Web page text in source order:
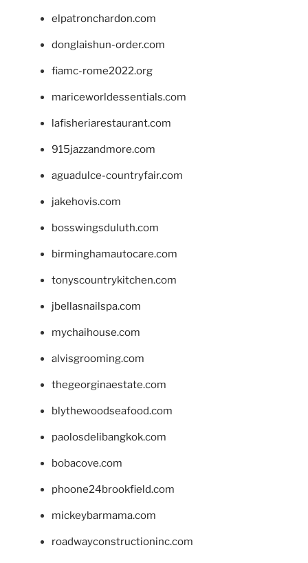
elpatronchardon.com
donglaishun-order.com
fiamc-rome2022.org
mariceworldessentials.com
lafisheriarestaurant.com
915jazzandmore.com
aguadulce-countryfair.com
jakehovis.com
bosswingsduluth.com
birminghamautocare.com
tonyscountrykitchen.com
jbellasnailspa.com
mychaihouse.com
alvisgrooming.com
thegeorginaestate.com
blythewoodseafood.com
paolosdelibangkok.com
bobacove.com
phoone24brookfield.com
mickeybarmama.com
roadwayconstructioninc.com